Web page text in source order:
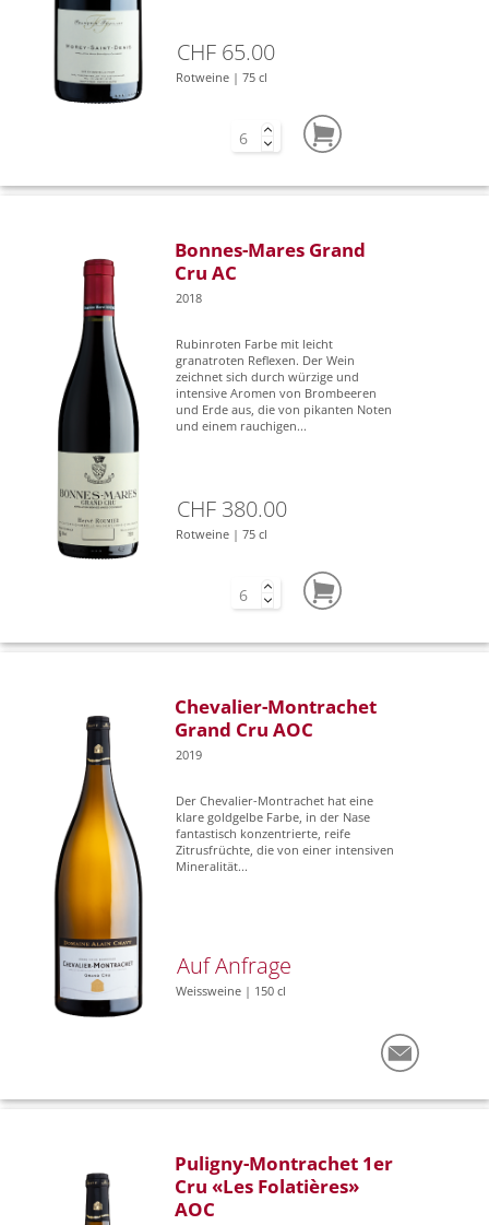
CHF 65.00
Rotweine | 75 cl
Bonnes-Mares Grand
Cru AC
2018
Rubinroten Farbe mit leicht
granatroten Reflexen. Der Wein
zeichnet sich durch würzige und
intensive Aromen von Brombeeren
und Erde aus, die von pikanten Noten
und einem rauchigen...
CHF 380.00
Rotweine | 75 cl
Chevalier-Montrachet
Grand Cru AOC
2019
Der Chevalier-Montrachet hat eine
klare goldgelbe Farbe, in der Nase
fantastisch konzentrierte, reife
Zitrusfrüchte, die von einer intensiven
Mineralität...
Auf Anfrage
Weissweine | 150 cl
Puligny-Montrachet 1er
Cru «Les Folatières»
AOC